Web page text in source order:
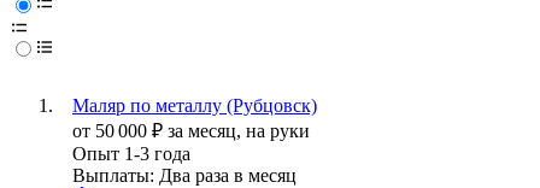
Маляр по металлу (Рубцовск)
от 50 000 ₽ за месяц, на руки
Опыт 1-3 года
Выплаты: Два раза в месяц